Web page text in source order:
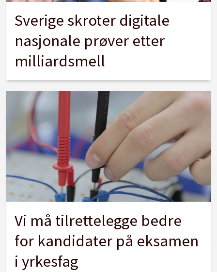
Sverige skroter digitale
nasjonale prøver etter
milliardsmell
Vi må tilrettelegge bedre
for kandidater på eksamen
i yrkesfag